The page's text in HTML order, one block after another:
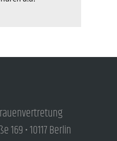
169 • 10117 Berlin